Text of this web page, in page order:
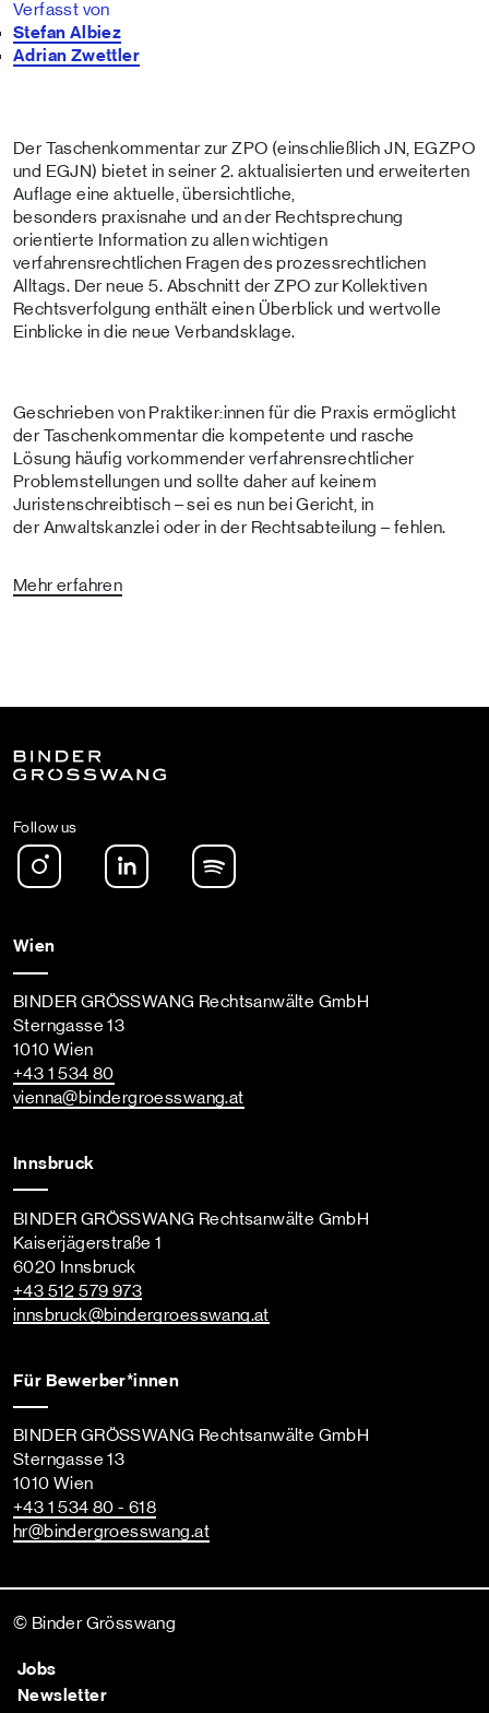
Verfasst von
Stefan Albiez
Adrian Zwettler
Der Taschenkommentar zur ZPO (einschließlich JN, EGZPO
und EGJN) bietet in seiner 2. aktualisierten und erweiterten
Auflage eine aktuelle, übersichtliche,
besonders praxisnahe und an der Rechtsprechung
orientierte Information zu allen wichtigen
verfahrensrechtlichen Fragen des prozessrechtlichen
Alltags. Der neue 5. Abschnitt der ZPO zur Kollektiven
Rechtsverfolgung enthält einen Überblick und wertvolle
Einblicke in die neue Verbandsklage.
Geschrieben von Praktiker:innen für die Praxis ermöglicht
der Taschenkommentar die kompetente und rasche
Lösung häufig vorkommender verfahrensrechtlicher
Problemstellungen und sollte daher auf keinem
Juristenschreibtisch – sei es nun bei Gericht, in
der Anwaltskanzlei oder in der Rechtsabteilung – fehlen.
Mehr erfahren
Follow us
Instagram LinkedIn
Wien
BINDER GRÖSSWANG Rechtsanwälte GmbH
Sterngasse 13
1010 Wien
+43 1 534 80
vienna@bindergroesswang.at
Innsbruck
BINDER GRÖSSWANG Rechtsanwälte GmbH
Kaiserjägerstraße 1
6020 Innsbruck
+43 512 579 973
innsbruck@bindergroesswang.at
Für Bewerber*innen
BINDER GRÖSSWANG Rechtsanwälte GmbH
Sterngasse 13
1010 Wien
+43 1 534 80 - 618
hr@bindergroesswang.at
© Binder Grösswang
Jobs
Newsletter